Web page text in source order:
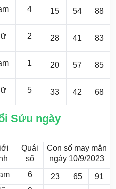
4 15 54 88
2 28 41 83
1 20 57 85
5 33 42 68
Sửu ngày
Quái
số
Con số may mắn
ngày 10/9/2023
6 23 65
91